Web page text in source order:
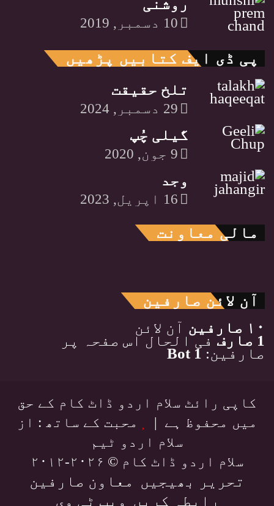
روشنی
10 دسمبر, 2019
پی ڈی ایف کتابیں پڑھیں
تلخ حقیقت
29 دسمبر, 2024
گیلی چُپ
9 جون, 2020
وجد
16 اپریل, 2023
مالی معاونت
آن لائن صارفین
۱۰ صارفین آن لائن
1 صارف فی الحال اس صفحہ پر
صارفین: 1 Bot
کاپی رائٹ سلام اردو ڈاٹ کام کے حق
میں محفوظ ہے |
محبت کے ساتھ : از
سلام اردو ٹیم
سلام اردو ڈاٹ کام © ۲۰۲۶-۲۰۱۲
تحریر بھیجیں
معاون صارفین
رابطہ کریں
ویب ٹی وی